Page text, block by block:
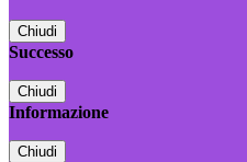
Chiudi
Successo
Chiudi
Informazione
Chiudi